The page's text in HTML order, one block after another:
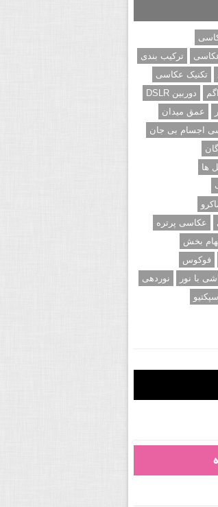
ترکیب بندی
تکنیک عکاسی
دوربین DSLR
عمق میدان
اجسام بی جان
ها
عکاسی پرتره
بخش
فوکوس
با نور
نوردهی